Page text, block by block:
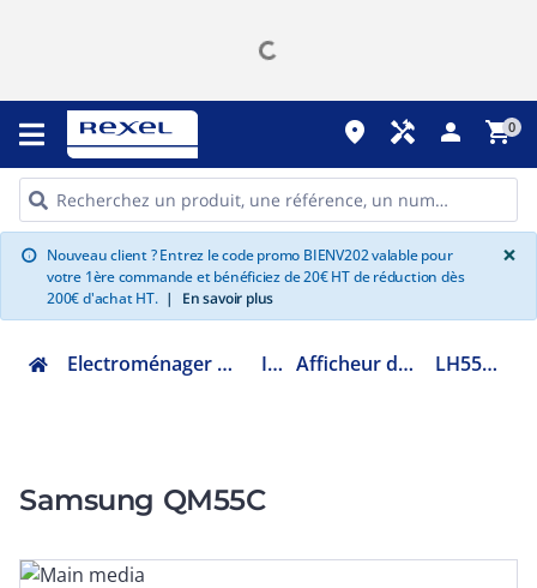
place handyman person shopping_cart0
info Nouveau client ? Entrez le code promo BIENV202 valable pour
votre 1ère commande et bénéficiez de 20€ HT de réduction dès
200€ d'achat HT. | En savoir plus
×
Electroménager multimédia et informatique Image Afficheur dynamique et TV Pro LH55QMCEBGCXEN
Samsung QM55C